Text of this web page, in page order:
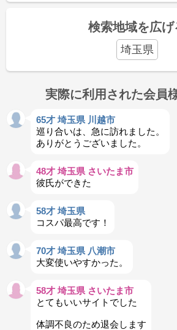
検索地域を広げ
埼玉県
実際に利用された会員
65才 埼玉県 川越市
巡り合いは、急に訪れました。
ありがとうございました。
48才 埼玉県 さいたま市
彼氏ができた
58才 埼玉県
コスパ最高です！
70才 埼玉県 八潮市
大変使いやすかった。
58才 埼玉県 さいたま市
とてもいいサイトでした
体調不良のため退会します